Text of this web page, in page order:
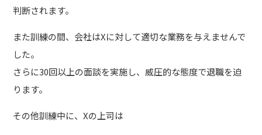
判断されます。
また訓練の間、会社はXに対して適切な業務を与えませんで
した。
さらに30回以上の面談を実施し、威圧的な態度で退職を迫
ります。
その他訓練中に、Xの上司は